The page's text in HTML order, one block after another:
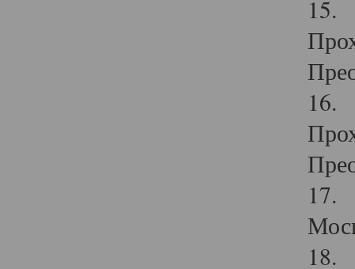
15.
16.
17.
18.